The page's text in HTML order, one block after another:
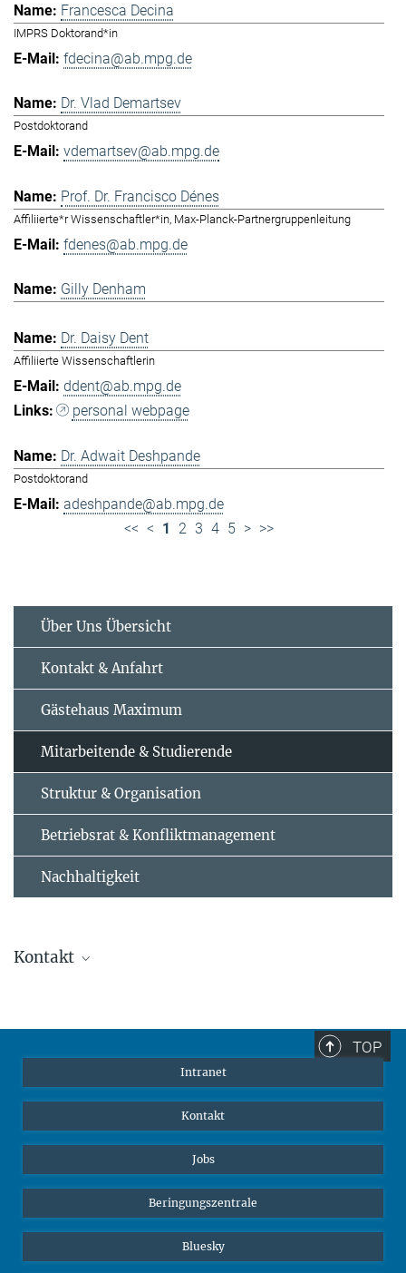
Francesca Decina
IMPRS Doktorand*in
fdecina@ab.mpg.de
Dr. Vlad Demartsev
Postdoktorand
vdemartsev@ab.mpg.de
Prof. Dr. Francisco Dénes
Affiliierte*r Wissenschaftler*in, Max-Planck-Partnergruppenleitung
fdenes@ab.mpg.de
Gilly Denham
Dr. Daisy Dent
Affiliierte Wissenschaftlerin
ddent@ab.mpg.de
personal webpage
Dr. Adwait Deshpande
Postdoktorand
adeshpande@ab.mpg.de
<< < 1 2 3 4 5 > >>
Über Uns Übersicht
Kontakt & Anfahrt
Gästehaus Maximum
Mitarbeitende & Studierende
Struktur & Organisation
Betriebsrat & Konfliktmanagement
Nachhaltigkeit
Kontakt
TOP
Intranet
Kontakt
Jobs
Beringungszentrale
Bluesky